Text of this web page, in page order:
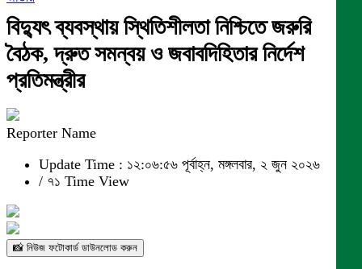
বিদ্যুৎ ব্যবস্থায় স্থিতিশীলতা নিশ্চিতে জরুরি
বৈঠক, দ্রুত সমন্বয় ও জবাবদিহিতার নির্দেশ
প্রতিমন্ত্রীর
Reporter Name
Update Time : ১২:০৬:৫৬ পূর্বাহ্ন, মঙ্গলবার, ২ জুন ২০২৬
/ ৭১ Time View
📸 নিউজ ফটোকার্ড ডাউনলোড করুন